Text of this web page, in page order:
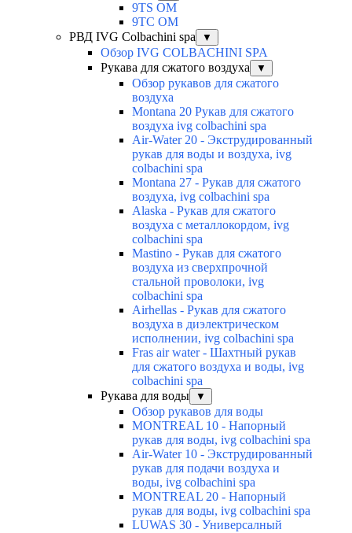
9TS OM
9TC OM
РВД IVG Colbachini spa
▼
Обзор IVG COLBACHINI SPA
Рукава для сжатого воздуха
▼
Обзор рукавов для сжатого
воздуха
Montana 20 Рукав для сжатого
воздуха ivg colbachini spa
Air-Water 20 - Экструдированный
рукав для воды и воздуха, ivg
colbachini spa
Montana 27 - Рукав для сжатого
воздуха, ivg colbachini spa
Alaska - Рукав для сжатого
воздуха с металлокордом, ivg
colbachini spa
Mastino - Рукав для сжатого
воздуха из сверхпрочной
стальной проволоки, ivg
colbachini spa
Airhellas - Рукав для сжатого
воздуха в диэлектрическом
исполнении, ivg colbachini spa
Fras air water - Шахтный рукав
для сжатого воздуха и воды, ivg
colbachini spa
Рукава для воды
▼
Обзор рукавов для воды
MONTREAL 10 - Напорный
рукав для воды, ivg colbachini spa
Air-Water 10 - Экструдированный
рукав для подачи воздуха и
воды, ivg colbachini spa
MONTREAL 20 - Напорный
рукав для воды, ivg colbachini spa
LUWAS 30 - Универсалный